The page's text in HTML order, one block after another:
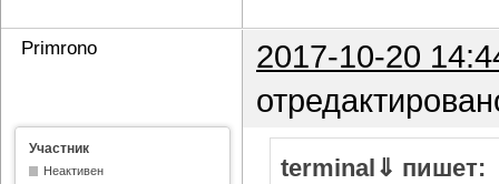
Primrono
2017-10-20
Участник
Неактивен
terminal⇓ пишет: